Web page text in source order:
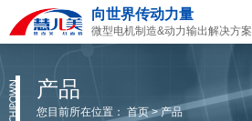
向世界传动力量
微型电机制造&动力输出解决方案
深圳市慧儿美科技有限公司
产品
您目前所在位置： 首页>产品